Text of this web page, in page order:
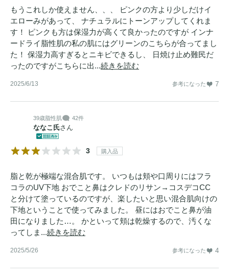
もうこれしか使えません、、、 ピンクの方より少しだけイ
エローみがあって、 ナチュラルにトーンアップしてくれま
す！ ピンクも方は保湿力が高くて良かったのですが インナ
ードライ脂性肌の私の肌にはグリーンのこちらが合ってまし
た！ 保湿力高すぎるとニキビできるし、 日焼け止め難民だ
ったのですがこちらに出...続きを読む
2025/6/13 参考になった 7
39歳脂性肌 42件
ななこ氏さん
3 購入品
脂と乾が極端な混合肌です。 いつもは頬や口周りにはフラ
コラのUV下地 おでこと鼻はクレドのリサン→コスデコCC
と分けて塗っているのですが、楽したいと思い混合肌向けの
下地ということで使ってみました。 昼にはおでこと鼻が油
田になりました…。 かといって頬は乾燥するので、汚くな
ってしま...続きを読む
2025/5/26 参考になった 4